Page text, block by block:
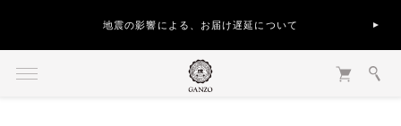
地震の影響による、お届け遅延について